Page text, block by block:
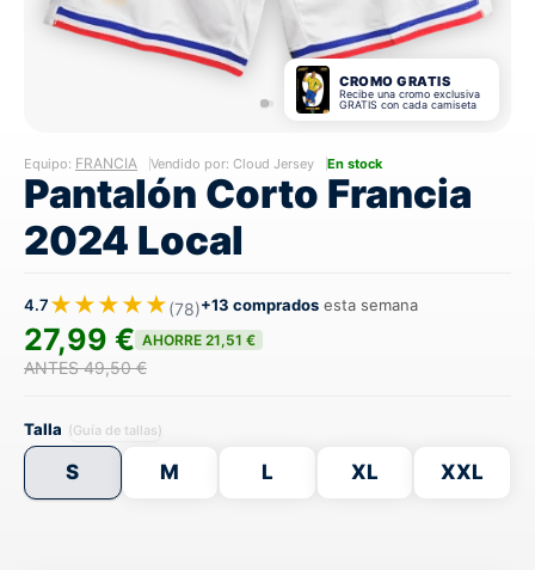
CROMO GRATIS
Recibe una cromo exclusiva
GRATIS con cada camiseta
Equipo: FRANCIA Vendido por: Cloud Jersey En stock
Pantalón Corto Francia
2024 Local
4.7★★★★★(78)+13 comprados esta semana
27,99 € AHORRE 21,51 €
ANTES 49,50 €
Talla (Guía de tallas)
S M L XL XXL